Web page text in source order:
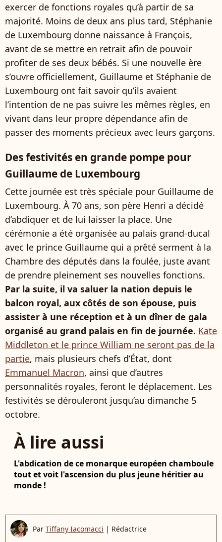
exercer de fonctions royales qu’à partir de sa
majorité. Moins de deux ans plus tard, Stéphanie
de Luxembourg donne naissance à François,
avant de se mettre en retrait afin de pouvoir
profiter de ses deux bébés. Si une nouvelle ère
s’ouvre officiellement, Guillaume et Stéphanie de
Luxembourg ont fait savoir qu’ils avaient
l’intention de ne pas suivre les mêmes règles, en
vivant dans leur propre dépendance afin de
passer des moments précieux avec leurs garçons.
Des festivités en grande pompe pour
Guillaume de Luxembourg
Cette journée est très spéciale pour Guillaume de
Luxembourg. À 70 ans, son père Henri a décidé
d’abdiquer et de lui laisser la place. Une
cérémonie a été organisée au palais grand-ducal
avec le prince Guillaume qui a prêté serment à la
Chambre des députés dans la foulée, juste avant
de prendre pleinement ses nouvelles fonctions.
Par la suite, il va saluer la nation depuis le
balcon royal, aux côtés de son épouse, puis
assister à une réception et à un dîner de gala
organisé au grand palais en fin de journée. Kate
Middleton et le prince William ne seront pas de la
partie, mais plusieurs chefs d’État, dont
Emmanuel Macron, ainsi que d’autres
personnalités royales, feront le déplacement. Les
festivités se dérouleront jusqu’au dimanche 5
octobre.
À lire aussi
L'abdication de ce monarque européen chamboule
tout et voit l'ascension du plus jeune héritier au
monde !
Par Tiffany Iacomacci | Rédactrice